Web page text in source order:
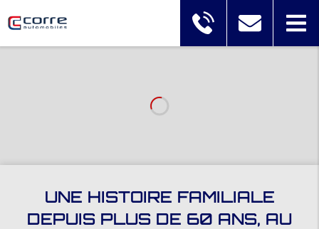
UNE HISTOIRE FAMILIALE
DEPUIS PLUS DE 60 ANS, AU